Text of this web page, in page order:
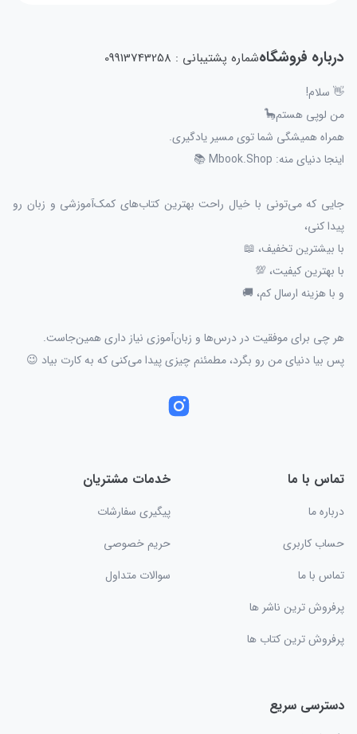
درباره فروشگاهشماره پشتیبانی : 09913743258
👋 سلام!
من لوپی هستم🦕
همراه همیشگی شما توی مسیر یادگیری.
اینجا دنیای منه: Mbook.Shop 📚
جایی که می‌تونی با خیال راحت بهترین کتاب‌های کمک‌آموزشی و زبان رو
پیدا کنی،
با بیشترین تخفیف، 📖
با بهترین کیفیت، 💯
و با هزینه ارسال کم، 🚚
هر چی برای موفقیت در درس‌ها و زبان‌آموزی نیاز داری همین‌جاست.
پس بیا دنیای من رو بگرد، مطمئنم چیزی پیدا می‌کنی که به کارت بیاد 😉
تماس با ما
درباره ما
حساب کاربری
تماس با ما
پرفروش ترین ناشر ها
پرفروش ترین کتاب ها
خدمات مشتریان
پیگیری سفارشات
حریم خصوصی
سوالات متداول
دسترسی سریع